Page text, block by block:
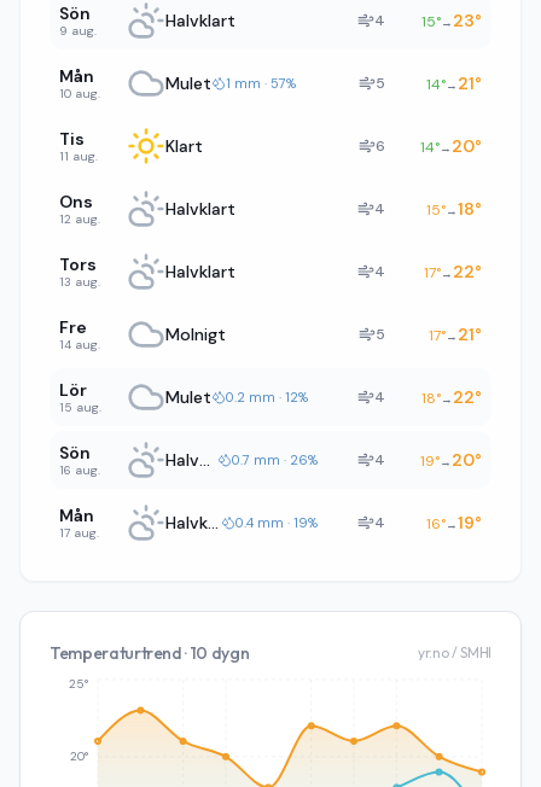
Sön
9 aug. Halvklart 4 15°→ 23°
Mån
10 aug. Mulet 1 mm · 57% 5 14°→ 21°
Tis
11 aug. Klart 6 14°→ 20°
Ons
12 aug. Halvklart 4 15°→18°
Tors
13 aug. Halvklart 4 17°→ 22°
Fre
14 aug. Molnigt 5 17°→ 21°
Lör
15 aug. Mulet 0.2 mm · 12% 4 18°→ 22°
Sön
16 aug. Halvklart 0.7 mm · 26% 4 19°→ 20°
Mån
17 aug. Halvklart 0.4 mm · 19% 4 16°→19°
Temperaturtrend · 10 dygn yr.no / SMHI
20°
25°